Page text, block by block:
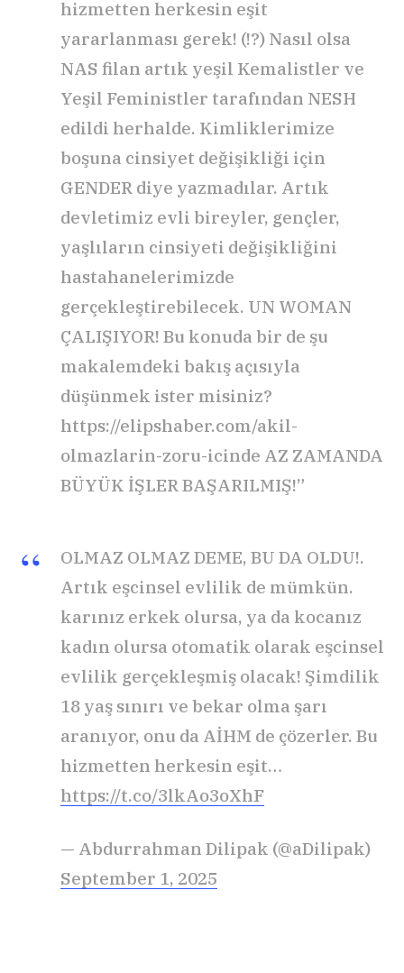
hizmetten herkesin eşit
yararlanması gerek! (!?) Nasıl olsa
NAS filan artık yeşil Kemalistler ve
Yeşil Feministler tarafından NESH
edildi herhalde. Kimliklerimize
boşuna cinsiyet değişikliği için
GENDER diye yazmadılar. Artık
devletimiz evli bireyler, gençler,
yaşlıların cinsiyeti değişikliğini
hastahanelerimizde
gerçekleştirebilecek. UN WOMAN
ÇALIŞIYOR! Bu konuda bir de şu
makalemdeki bakış açısıyla
düşünmek ister misiniz?
https://elipshaber.com/akil-
olmazlarin-zoru-icinde AZ ZAMANDA
BÜYÜK İŞLER BAŞARILMIŞ!”
OLMAZ OLMAZ DEME, BU DA OLDU!.
Artık eşcinsel evlilik de mümkün.
karınız erkek olursa, ya da kocanız
kadın olursa otomatik olarak eşcinsel
evlilik gerçekleşmiş olacak! Şimdilik
18 yaş sınırı ve bekar olma şarı
aranıyor, onu da AİHM de çözerler. Bu
hizmetten herkesin eşit…
https://t.co/3lkAo3oXhF
— Abdurrahman Dilipak (@aDilipak)
September 1, 2025